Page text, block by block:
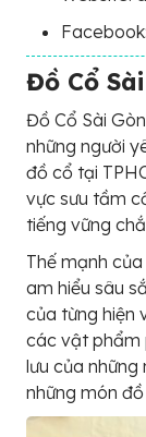
Đồ Cổ
Đồ Cổ Sài
những người
đồ cổ tại
vực sưu tầm
tiếng vững
Thế mạnh
am hiểu sâu
của từng hiện
các vật phẩm
lưu của
những món